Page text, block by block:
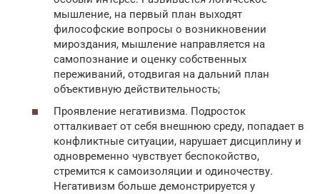
мышление, на первый план выходят
философские вопросы о возникновении
мироздания, мышление направляется на
самопознание и оценку собственных
переживаний, отодвигая на дальний план
объективную действительность;
Проявление негативизма. Подросток
отталкивает от себя внешнюю среду, попадает в
конфликтные ситуации, нарушает дисциплину и
одновременно чувствует беспокойство,
стремится к самоизоляции и одиночеству.
Негативизм больше демонстрируется у